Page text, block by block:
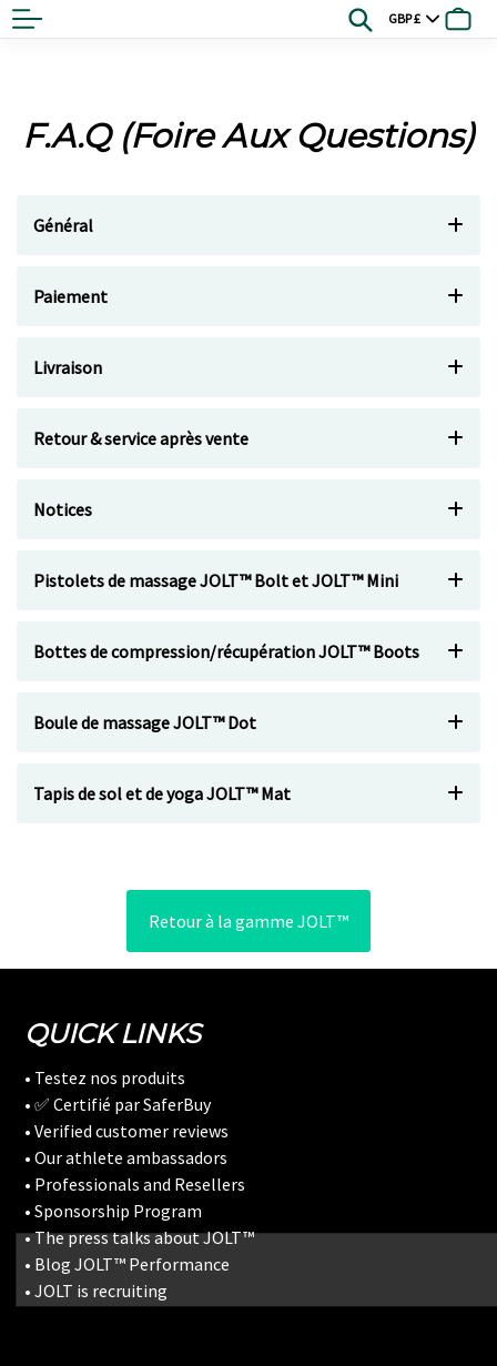
Go
to
SearchCurrency
F.A.Q (Foire Aux Questions)
Général
Paiement
Livraison
Retour & service après vente
Notices
Pistolets de massage JOLT™ Bolt et JOLT™ Mini
Bottes de compression/récupération JOLT™ Boots
Boule de massage JOLT™ Dot
Tapis de sol et de yoga JOLT™ Mat
Retour à la gamme JOLT™
QUICK LINKS
• Testez nos produits
• ✅ Certifié par SaferBuy
• Verified customer reviews
• Our athlete ambassadors
• Professionals and Resellers
• Sponsorship Program
• The press talks about JOLT™
• Blog JOLT™ Performance
• JOLT is recruiting